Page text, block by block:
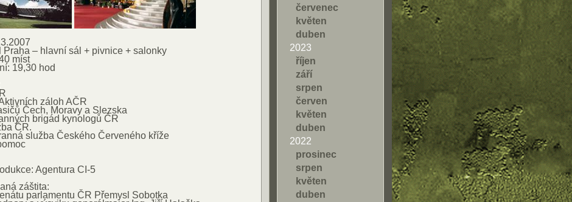
Praha – hlavní sál + pivnice + salonky
míst
19,30 hod
záloh AČR
Čech, Moravy a Slezska
brigád kynologů ČR
ČR.
služba Českého Červeného kříže
Agentura CI-5
záštita:
parlamentu ČR Přemysl Sobotka
červenec
květen
duben
2023
říjen
září
srpen
červen
květen
duben
2022
prosinec
srpen
květen
duben